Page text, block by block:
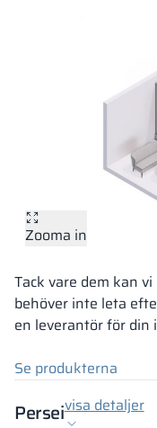
Zooma in
Tack vare dem kan
behöver inte leta
en leverantör för din
Se produkterna
Perseivisa detaljer